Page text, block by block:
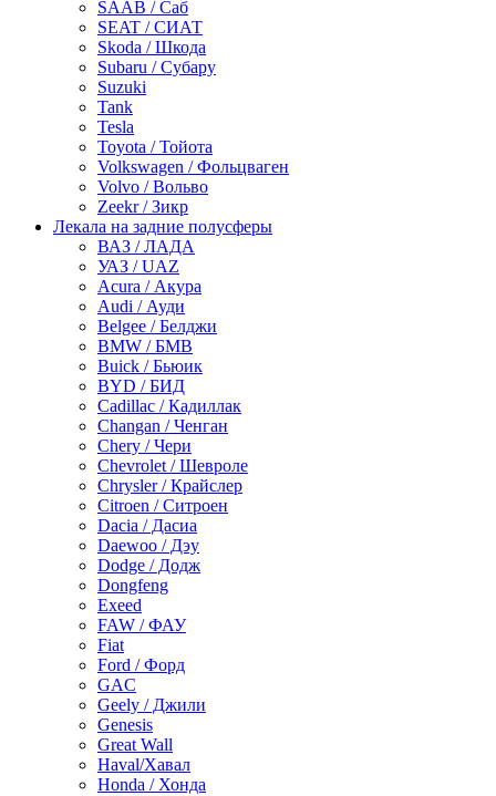
SAAB / Саб
SEAT / СИАТ
Skoda / Шкода
Subaru / Субару
Suzuki
Tank
Tesla
Toyota / Тойота
Volkswagen / Фольцваген
Volvo / Вольво
Zeekr / Зикр
Лекала на задние полусферы
ВАЗ / ЛАДА
УАЗ / UAZ
Acura / Акура
Audi / Ауди
Belgee / Белджи
BMW / БМВ
Buick / Бьюик
BYD / БИД
Cadillac / Кадиллак
Changan / Ченган
Chery / Чери
Chevrolet / Шевроле
Chrysler / Крайслер
Citroen / Ситроен
Dacia / Дасиа
Daewoo / Дэу
Dodge / Додж
Dongfeng
Exeed
FAW / ФАУ
Fiat
Ford / Форд
GAC
Geely / Джили
Genesis
Great Wall
Haval/Хавал
Honda / Хонда